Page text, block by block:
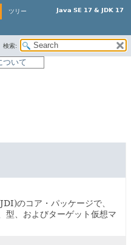
Java SE 17 & JDK 17
ツリー
検索:
ついて
のコア・パッケージで、
型、およびターゲット仮想マ